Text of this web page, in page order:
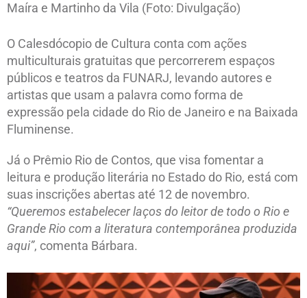
Maíra e Martinho da Vila (Foto: Divulgação)
O Calesdócopio de Cultura conta com ações
multiculturais gratuitas que percorrerem espaços
públicos e teatros da FUNARJ, levando autores e
artistas que usam a palavra como forma de
expressão pela cidade do Rio de Janeiro e na Baixada
Fluminense.
Já o Prêmio Rio de Contos, que visa fomentar a
leitura e produção literária no Estado do Rio, está com
suas inscrições abertas até 12 de novembro.
“Queremos estabelecer laços do leitor de todo o Rio e
Grande Rio com a literatura contemporânea produzida
aqui”, comenta Bárbara.